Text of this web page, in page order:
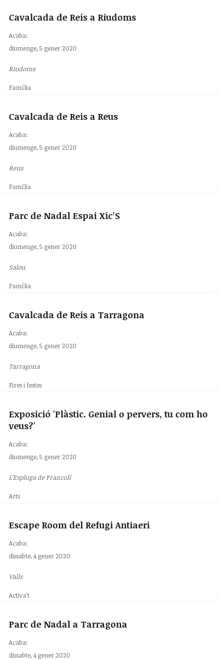
Cavalcada de Reis a Riudoms
Acaba:
diumenge, 5 gener 2020
Riudoms
Família
Cavalcada de Reis a Reus
Acaba:
diumenge, 5 gener 2020
Reus
Família
Parc de Nadal Espai Xic’S
Acaba:
diumenge, 5 gener 2020
Salou
Família
Cavalcada de Reis a Tarragona
Acaba:
diumenge, 5 gener 2020
Tarragona
Fires i festes
Exposició 'Plàstic. Genial o pervers, tu com ho
veus?'
Acaba:
diumenge, 5 gener 2020
L'Espluga de Francolí
Arts
Escape Room del Refugi Antiaeri
Acaba:
dissabte, 4 gener 2020
Valls
Activa't
Parc de Nadal a Tarragona
Acaba:
dissabte, 4 gener 2020